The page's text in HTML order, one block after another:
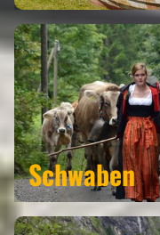
Schwaben